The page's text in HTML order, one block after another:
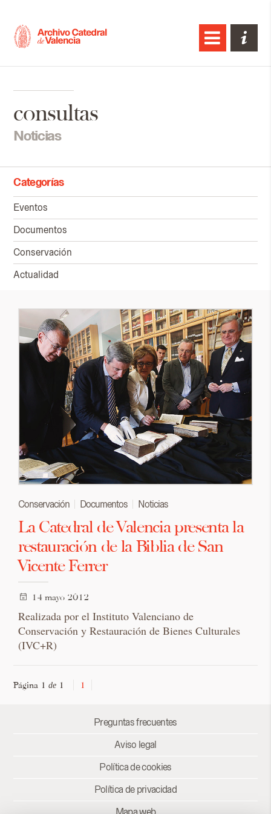
consultas
Noticias
Categorías
Eventos
Documentos
Conservación
Actualidad
Conservación Documentos Noticias
La Catedral de Valencia presenta la
restauración de la Biblia de San
Vicente Ferrer
14 mayo 2012
Realizada por el Instituto Valenciano de
Conservación y Restauración de Bienes Culturales
(IVC+R)
Página 1de 1 1
Preguntas frecuentes
Aviso legal
Política de cookies
Política de privacidad
Mapa web